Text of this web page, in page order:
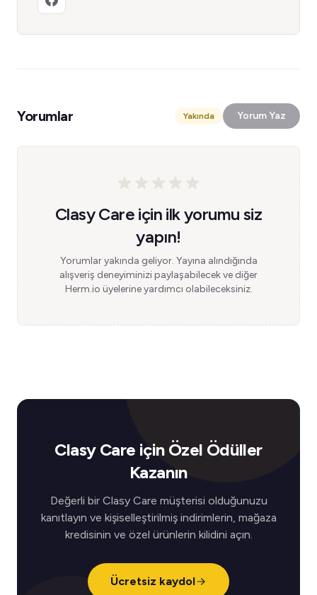
Yorumlar Yakında Yorum Yaz
Clasy Care için ilk yorumu siz
yapın!
Yorumlar yakında geliyor. Yayına alındığında
alışveriş deneyiminizi paylaşabilecek ve diğer
Herm.io üyelerine yardımcı olabileceksiniz.
Clasy Care için Özel Ödüller
Kazanın
Değerli bir Clasy Care müşterisi olduğunuzu
kanıtlayın ve kişiselleştirilmiş indirimlerin, mağaza
kredisinin ve özel ürünlerin kilidini açın.
Ücretsiz kaydol